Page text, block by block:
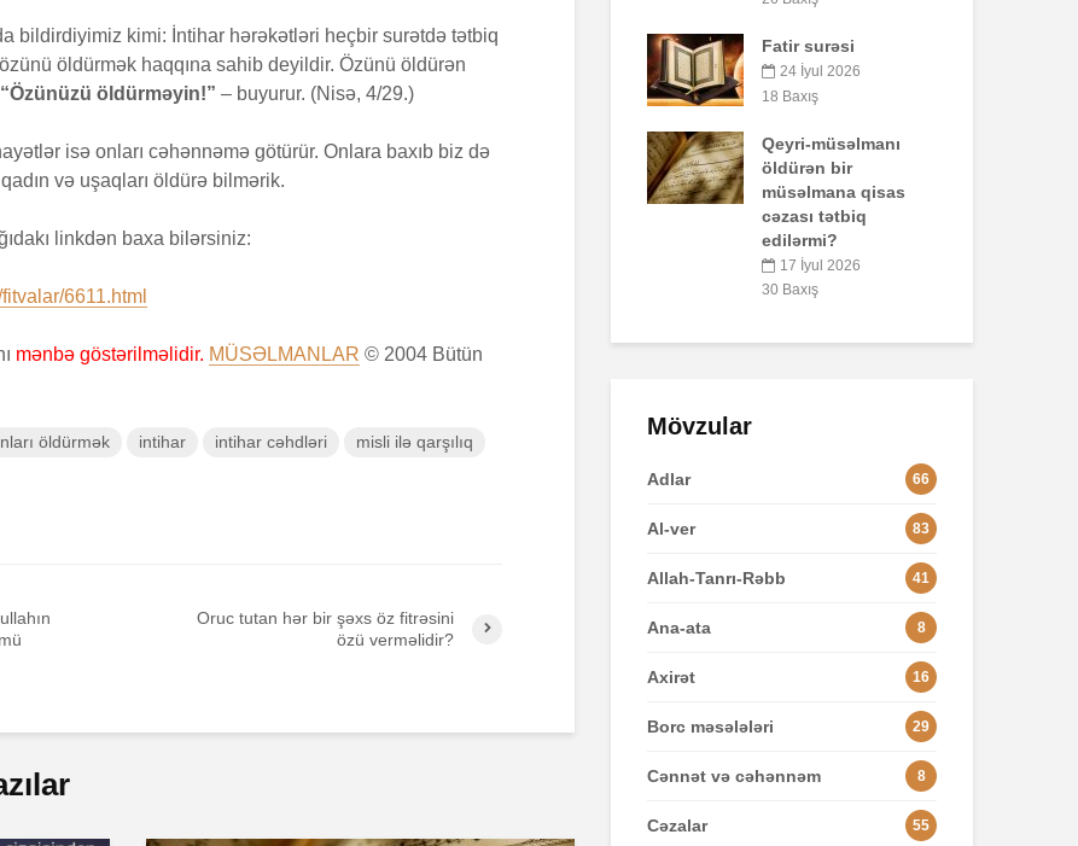
bildirdiyimiz kimi: İntihar hərəkətləri heçbir surətdə tətbiq
öldürmək haqqına sahib deyildir. Özünü öldürən
“Özünüzü öldürməyin!” – buyurur. (Nisə, 4/29.)
isə onları cəhənnəmə götürür. Onlara baxıb biz də
və uşaqları öldürə bilmərik.
linkdən baxa bilərsiniz:
6611.html
mənbə göstərilməlidir. MÜSƏLMANLAR © 2004 Bütün
öldürmək intihar intihar cəhdləri
misli ilə qarşılıq
Oruc tutan hər bir şəxs öz fitrəsini
özü verməlidir?
Bir işə, şirkətə pul
qoyub qazancından
pay almaq faiz
5 İyun 2026
22 May 2026
Fatir surəsi
Qeyri-müsəlmanı
Əhzab surəsi
26 İyun 2026
Mövzular
Adlar 66
Al-ver 83
Allah-Tanrı-Rəbb 41
Ana-ata 8
Axirət 16
Borc məsələləri 29
Cənnət və cəhənnəm 8
Cəzalar 55